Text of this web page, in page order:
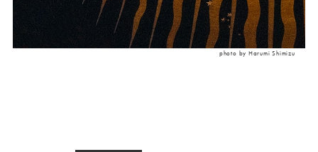
photo by Harumi Shimizu